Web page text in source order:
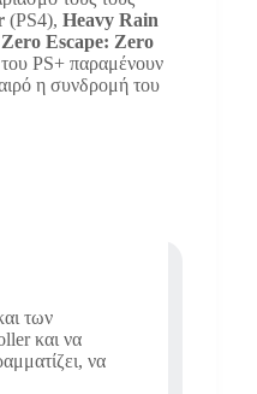
(PS4), Heavy Rain
Zero Escape: Zero
PS+ παραμένουν
η συνδρομή του
των
και να
να